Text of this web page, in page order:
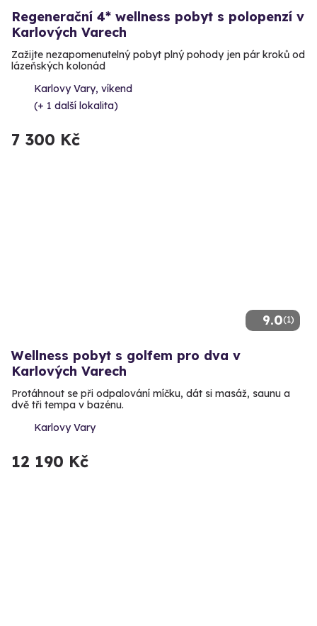
Regenerační 4* wellness pobyt s polopenzí v
Karlových Varech
Zažijte nezapomenutelný pobyt plný pohody jen pár kroků od
lázeňských kolonád
Karlovy Vary, víkend
(+ 1 další lokalita)
7 300 Kč
9.0(1)
Wellness pobyt s golfem pro dva v
Karlových Varech
Protáhnout se při odpalování míčku, dát si masáž, saunu a
dvě tři tempa v bazénu.
Karlovy Vary
12 190 Kč